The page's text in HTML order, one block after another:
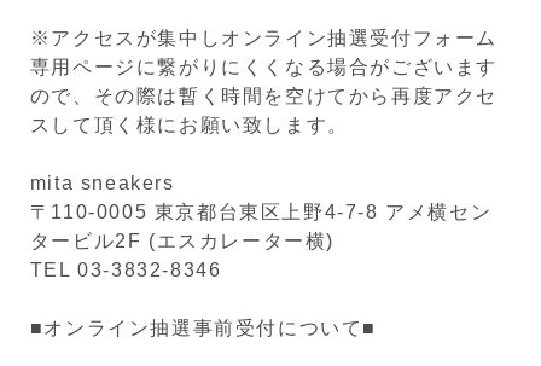
※アクセスが集中しオンライン抽選受付フォーム
専用ページに繋がりにくくなる場合がございます
ので、その際は暫く時間を空けてから再度アクセ
スして頂く様にお願い致します。
mita sneakers
〒110-0005 東京都台東区上野4-7-8 アメ横セン
タービル2F (エスカレーター横)
TEL 03-3832-8346
■オンライン抽選事前受付について■